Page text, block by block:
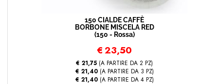
150 CIALDE CAFFÈ
BORBONE MISCELA RED
(150 - Rossa)
€23,50
€ 21,75 (A PARTIRE DA 2 PZ)
€ 21,40(A PARTIRE DA 3 PZ)
€ 21,40(A PARTIRE DA 4 PZ)